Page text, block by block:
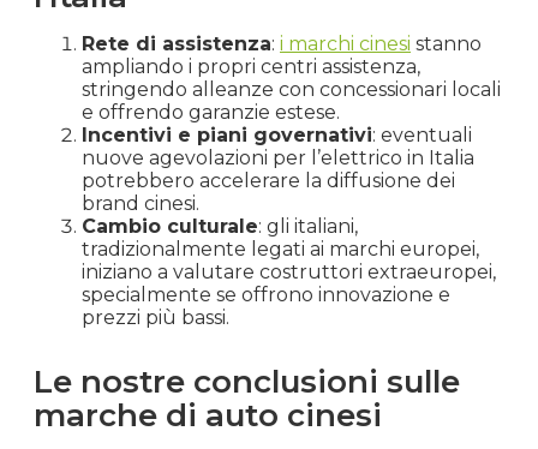
Rete di assistenza: i marchi cinesi stanno
ampliando i propri centri assistenza,
stringendo alleanze con concessionari locali
e offrendo garanzie estese.
Incentivi e piani governativi: eventuali
nuove agevolazioni per l’elettrico in Italia
potrebbero accelerare la diffusione dei
brand cinesi.
Cambio culturale: gli italiani,
tradizionalmente legati ai marchi europei,
iniziano a valutare costruttori extraeuropei,
specialmente se offrono innovazione e
prezzi più bassi.
Le nostre conclusioni sulle
marche di auto cinesi